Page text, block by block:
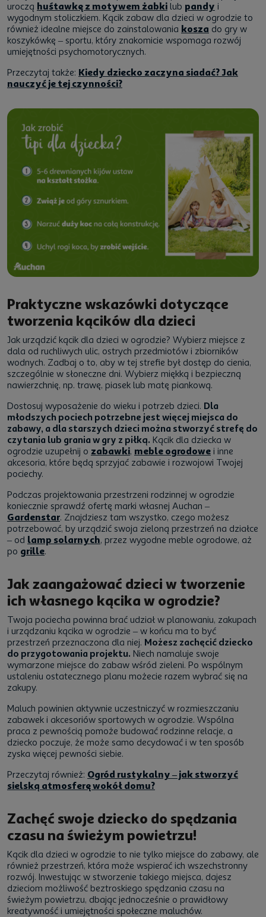
uroczą huśtawkę z motywem żabki lub pandy i
wygodnym stoliczkiem. Kącik zabaw dla dzieci w ogrodzie to
również idealne miejsce do zainstalowania kosza do gry w
koszykówkę – sportu, który znakomicie wspomaga rozwój
umiejętności psychomotorycznych.
Przeczytaj także: Kiedy dziecko zaczyna siadać? Jak
nauczyć je tej czynności?
Praktyczne wskazówki dotyczące
tworzenia kącików dla dzieci
Jak urządzić kącik dla dzieci w ogrodzie? Wybierz miejsce z
dala od ruchliwych ulic, ostrych przedmiotów i zbiorników
wodnych. Zadbaj o to, aby w tej strefie był dostęp do cienia,
szczególnie w słoneczne dni. Wybierz miękką i bezpieczną
nawierzchnię, np. trawę, piasek lub matę piankową.
Dostosuj wyposażenie do wieku i potrzeb dzieci. Dla
młodszych pociech potrzebne jest więcej miejsca do
zabawy, a dla starszych dzieci można stworzyć strefę do
czytania lub grania w gry z piłką. Kącik dla dziecka w
ogrodzie uzupełnij o zabawki, meble ogrodowe i inne
akcesoria, które będą sprzyjać zabawie i rozwojowi Twojej
pociechy.
Podczas projektowania przestrzeni rodzinnej w ogrodzie
koniecznie sprawdź ofertę marki własnej Auchan –
Gardenstar. Znajdziesz tam wszystko, czego możesz
potrzebować, by urządzić swoja zieloną przestrzeń na działce
– od lamp solarnych, przez wygodne meble ogrodowe, aż
po grille.
Jak zaangażować dzieci w tworzenie
ich własnego kącika w ogrodzie?
Twoja pociecha powinna brać udział w planowaniu, zakupach
i urządzaniu kącika w ogrodzie – w końcu ma to być
przestrzeń przeznaczona dla niej. Możesz zachęcić dziecko
do przygotowania projektu. Niech namaluje swoje
wymarzone miejsce do zabaw wśród zieleni. Po wspólnym
ustaleniu ostatecznego planu możecie razem wybrać się na
zakupy.
Maluch powinien aktywnie uczestniczyć w rozmieszczaniu
zabawek i akcesoriów sportowych w ogrodzie. Wspólna
praca z pewnością pomoże budować rodzinne relacje, a
dziecko poczuje, że może samo decydować i w ten sposób
zyska więcej pewności siebie.
Przeczytaj również: Ogród rustykalny – jak stworzyć
sielską atmosferę wokół domu?
Zachęć swoje dziecko do spędzania
czasu na świeżym powietrzu!
Kącik dla dzieci w ogrodzie to nie tylko miejsce do zabawy, ale
również przestrzeń, która może wspierać ich wszechstronny
rozwój. Inwestując w stworzenie takiego miejsca, dajesz
dzieciom możliwość beztroskiego spędzania czasu na
świeżym powietrzu, dbając jednocześnie o prawidłowy
kreatywność i umiejętności społeczne maluchów.